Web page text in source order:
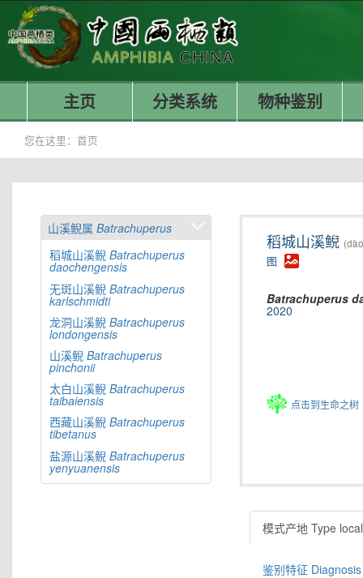
主页 分类系统 物种鉴别
您在这里： 首页
山溪鲵属 Batrachuperus
稻城山溪鲵 Batrachuperus
daochengensis
无斑山溪鲵 Batrachuperus
karlschmidti
龙洞山溪鲵 Batrachuperus
londongensis
山溪鲵 Batrachuperus
pinchonii
太白山溪鲵 Batrachuperus
taibaiensis
西藏山溪鲵 Batrachuperus
tibetanus
盐源山溪鲵 Batrachuperus
yenyuanensis
稻城山溪鲵
图
Batrachuperus
2020
点击到生命之树
模式产地 Type
鉴别特征 Diagnosis